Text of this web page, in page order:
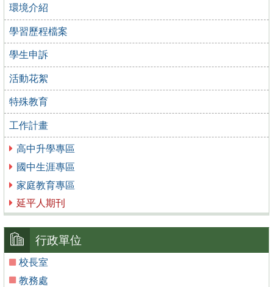
環境介紹
學習歷程檔案
學生申訴
活動花絮
特殊教育
工作計畫
高中升學專區
國中生涯專區
家庭教育專區
延平人期刊
行政單位
校長室
教務處